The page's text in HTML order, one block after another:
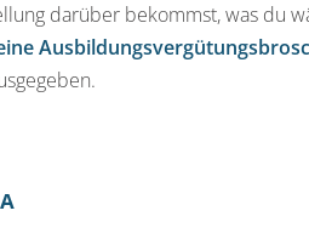
darüber bekommst, was du